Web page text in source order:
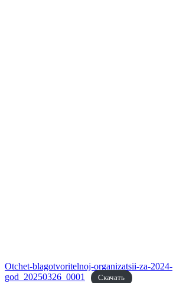
Otchet-blagotvoritelnoj-organizatsii-za-2024-
god_20250326_0001
Скачать